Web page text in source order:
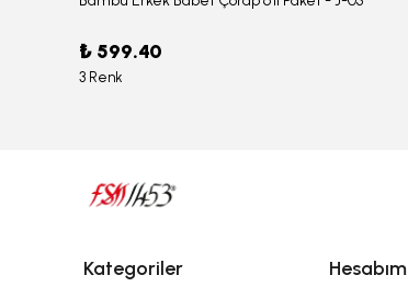
₺ 599.40
3 Renk
Kategoriler Hesabım